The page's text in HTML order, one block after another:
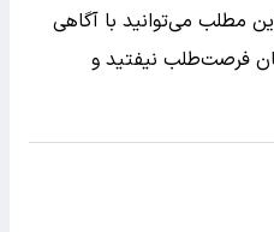
مطلب می‌توانید با آگاهی
فرصت‌طلب نیفتید و